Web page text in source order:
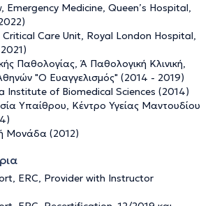
Emergency Medicine, Queen’s Hospital,
Care Unit, Royal London Hospital,
Παθολογίας, Ά Παθολογική Κλινική,
"Ο Ευαγγελισμός" (2014 - 2019)
Institute of Biomedical Sciences (2014)
Υπαίθρου, Κέντρο Υγείας Μαντουδίου
Μονάδα (2012)
ERC, Provider with Instructor